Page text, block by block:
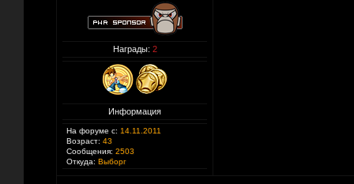
Награды: 2
Информация
На форуме с: 14.11.2011
Возраст: 43
Сообщения: 2503
Откуда: Выборг